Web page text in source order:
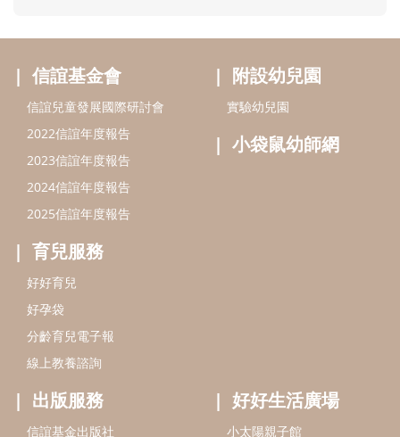
好孕袋
分齡育兒電子報
線上教養諮詢
出版服務
信誼基金出版社
閱讀推廣
Bookstart閱讀起步走
信誼幼兒文學獎
信誼兒童動畫獎
小袋鼠說故事劇團
service@hsin-yi.org.tw
信誼好好育兒
小太陽親子書房